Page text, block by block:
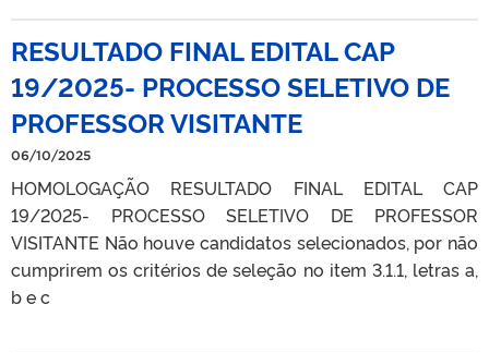
RESULTADO FINAL EDITAL CAP
19/2025- PROCESSO SELETIVO DE
PROFESSOR VISITANTE
06/10/2025
HOMOLOGAÇÃO RESULTADO FINAL EDITAL CAP
19/2025- PROCESSO SELETIVO DE PROFESSOR
VISITANTE Não houve candidatos selecionados, por não
cumprirem os critérios de seleção no item 3.1.1, letras a,
b e c